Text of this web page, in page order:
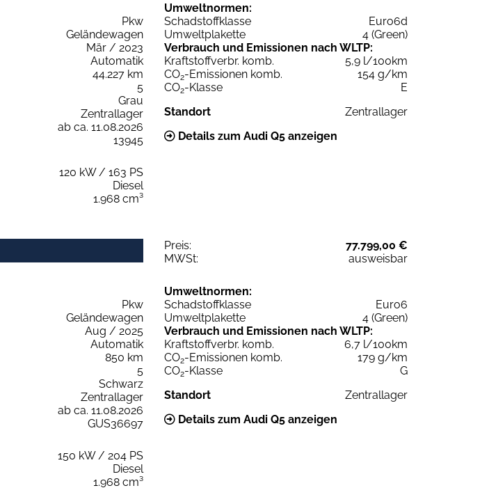
Pkw
Geländewagen
Mär / 2023
Automatik
44.227 km
5
Grau
Zentrallager
ab ca. 11.08.2026
13945
120 kW / 163 PS
Diesel
1.968 cm³
Umweltnormen:
Schadstoffklasse
Euro6d
Umweltplakette
4 (Green)
Verbrauch und Emissionen nach WLTP:
Kraftstoffverbr. komb.
5,9 l/100km
CO2-Emissionen komb.
154 g/km
CO2-Klasse
E
Standort
Zentrallager
Details zum Audi Q5 anzeigen
Preis:
77.799,00 €
MWSt:
ausweisbar
Pkw
Geländewagen
Aug / 2025
Automatik
850 km
5
Schwarz
Zentrallager
ab ca. 11.08.2026
GUS36697
150 kW / 204 PS
Diesel
1.968 cm³
Umweltnormen:
Schadstoffklasse
Euro6
Umweltplakette
4 (Green)
Verbrauch und Emissionen nach WLTP:
Kraftstoffverbr. komb.
6,7 l/100km
CO2-Emissionen komb.
179 g/km
CO2-Klasse
G
Standort
Zentrallager
Details zum Audi Q5 anzeigen